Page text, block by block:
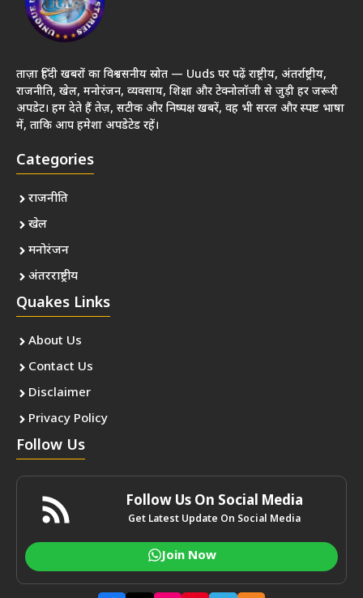
ताज़ा हिंदी खबरों का विश्वसनीय स्रोत — Uuds पर पढ़ें राष्ट्रीय, अंतर्राष्ट्रीय,
राजनीति, खेल, मनोरंजन, व्यवसाय, शिक्षा और टेक्नोलॉजी से जुड़ी हर जरूरी
अपडेट। हम देते हैं तेज़, सटीक और निष्पक्ष खबरें, वह भी सरल और स्पष्ट भाषा
में, ताकि आप हमेशा अपडेटेड रहें।
Categories
राजनीति
खेल
मनोरंजन
अंतरराष्ट्रीय
Quakes Links
About Us
Contact Us
Disclaimer
Privacy Policy
Follow Us
Follow Us On Social Media
Get Latest Update On Social Media
Join Now